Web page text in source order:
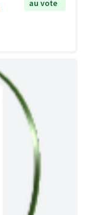
au vote